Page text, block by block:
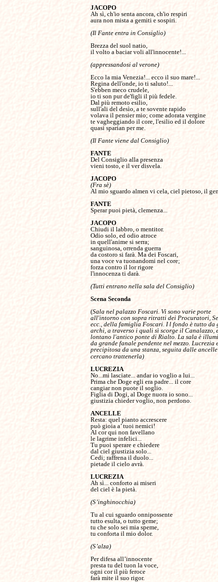
JACOPO
Ah sì, ch'io senta ancora, ch'io respiri
aura non mista a gemiti e sospiri.
(Il Fante entra in Consiglio)
Brezza del suol natio,
il volto a baciar voli all'innocente!...
(appressandosi al verone)
Ecco la mia Venezia!... ecco il suo mare!...
Regina dell'onde, io ti saluto!...
S'ebben meco crudele,
io ti son pur de'figli il più fedele.
Dal più remoto esilio,
sull'ali del desìo, a te sovente rapido
volava il pensier mio; come adorata vergine
te vagheggiando il core, l'esilio ed il dolore
quasi sparian per me.
(Il Fante viene dal Consiglio)
Del Consiglio alla presenza
vieni tosto, e il ver disvela.
JACOPO
(Fra sè)
Al mio sguardo almen vi cela, ciel pietoso, il
Sperar puoi pietà, clemenza...
JACOPO
Chiudi il labbro, o mentitor.
Odio solo, ed odio atroce
in quell'anime si serra;
sanguinosa, orrenda guerra
da costoro si farà. Ma dei Foscari,
una voce va tuonandomi nel core;
forza contro il lor rigore
l'innocenza ti darà.
(Tutti entrano nella sala del Consiglio)
Scena Seconda
(Sala nel palazzo Foscari. Vi sono varie porte
all'intorno con sopra ritratti dei Procuratori,
ecc., della famiglia Foscari. I l fondo è tutto
archi, a traverso i quali sì scorge il Canalazzo,
lontano l'antico ponte di Rialto. La sala è
da grande fanale pendente nel mezzo. Lucrezia
precipitosa da una stanza, seguita dalle
cercano trattenerla)
LUCREZIA
No...mi lasciate... andar io voglio a lui...
Prima che Doge egli era padre... il core
cangiar non puote il soglio.
Figlia di Dogi, al Doge nuora io sono...
giustizia chieder voglio, non perdono.
ANCELLE
può gioia a’ tuoi nemici!
Al cor qui non favellano
le lagrime infelici...
Tu puoi sperare e chiedere
dal ciel giustizia solo...
Cedi; raffrena il duolo...
pietade il cielo avrà.
LUCREZIA
del ciel è la pietà.
(S’inghinocchia)
Tu al cui sguardo onnipossente
tutto esulta, o tutto geme;
tu che solo sei mia speme,
tu conforta il mio dolor.
(S’alza)
Per difesa all’innocente
presta tu del tuon la voce,
ogni cor il più feroce
farà mite il suo rigor.